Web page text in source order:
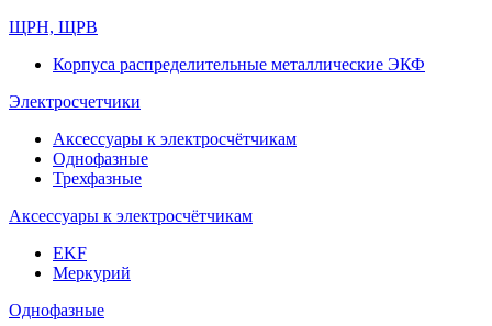
ЩРН, ЩРВ
Корпуса распределительные металлические ЭКФ
Электросчетчики
Аксессуары к электросчётчикам
Однофазные
Трехфазные
Аксессуары к электросчётчикам
EKF
Меркурий
Однофазные